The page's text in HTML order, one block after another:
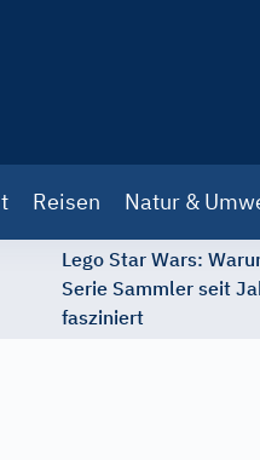
Reisen Natur &
Lego Star Wars:
Serie Sammler seit
fasziniert